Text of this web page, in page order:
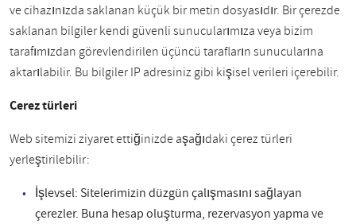
ve cihazınızda saklanan küçük bir metin dosyasıdır. Bir çerezde
saklanan bilgiler kendi güvenli sunucularımıza veya bizim
tarafımızdan görevlendirilen üçüncü tarafların sunucularına
aktarılabilir. Bu bilgiler IP adresiniz gibi kişisel verileri içerebilir.
Çerez türleri
Web sitemizi ziyaret ettiğinizde aşağıdaki çerez türleri
yerleştirilebilir:
İşlevsel: Sitelerimizin düzgün çalışmasını sağlayan
çerezler. Buna hesap oluşturma, rezervasyon yapma ve